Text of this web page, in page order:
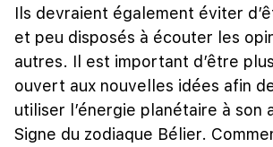
Ils devraient également éviter
et peu disposés à écouter les
autres. Il est important d’être
ouvert aux nouvelles idées afin
utiliser l’énergie planétaire à son
Signe du zodiaque Bélier.